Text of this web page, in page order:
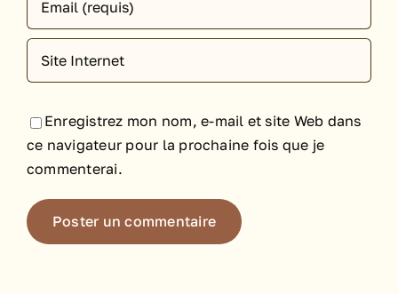
Enregistrez mon nom, e-mail et site Web dans
ce navigateur pour la prochaine fois que je
commenterai.